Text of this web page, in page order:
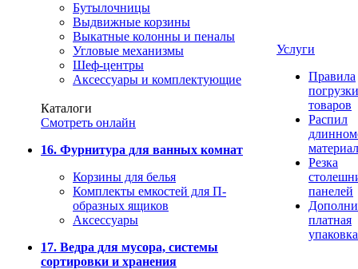
Бутылочницы
Выдвижные корзины
Выкатные колонны и пеналы
Угловые механизмы
Шеф-центры
Аксессуары и комплектующие
Каталоги
Смотреть онлайн
16. Фурнитура для ванных комнат
Корзины для белья
Комплекты емкостей для П-
образных ящиков
Аксессуары
17. Ведра для мусора, системы
сортировки и хранения
Услуги
Правила
погрузки
товаров
Распил
Резка
панелей
платная
упаковка